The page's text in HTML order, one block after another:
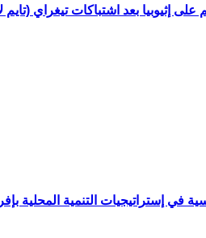
في إستراتيجيات التنمية المحلية
إثيوبيا بعد اشتباكات تيغراي (تايم